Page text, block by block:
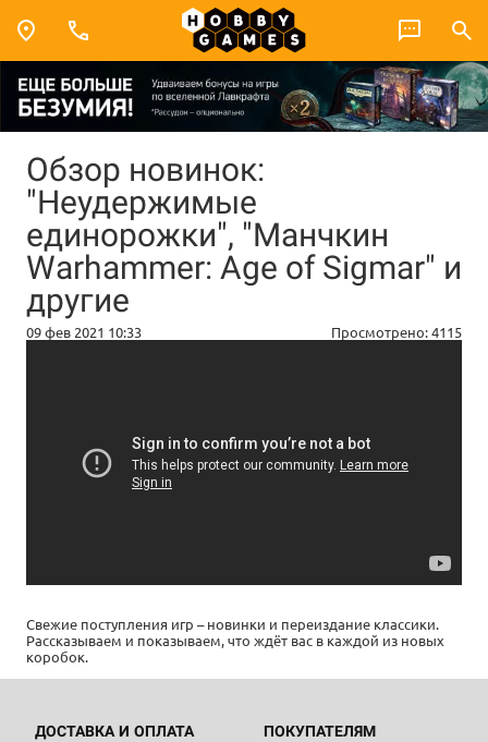
Обзор новинок:
"Неудержимые
единорожки", "Манчкин
Warhammer: Age of Sigmar" и
другие
09 фев 2021 10:33 Просмотрено:4115
Свежие поступления игр – новинки и переиздание классики.
Рассказываем и показываем, что ждёт вас в каждой из новых
коробок.
ДОСТАВКА И ОПЛАТА ПОКУПАТЕЛЯМ